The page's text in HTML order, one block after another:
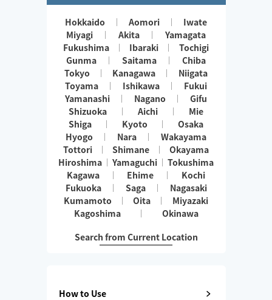
Hokkaido Aomori
Iwate
Miyagi
Akita
Yamagata
Fukushima
Ibaraki
Tochigi
Gunma
Saitama
Chiba
Tokyo
Kanagawa
Niigata
Toyama
Ishikawa
Fukui
Yamanashi
Nagano
Gifu
Shizuoka
Aichi
Mie
Shiga
Kyoto
Osaka
Hyogo
Nara
Wakayama
Tottori
Shimane
Okayama
Hiroshima
Yamaguchi
Tokushima
Kagawa
Ehime
Kochi
Fukuoka
Saga
Nagasaki
Kumamoto
Oita
Miyazaki
Kagoshima
Okinawa
Search from Current Location
How to Use